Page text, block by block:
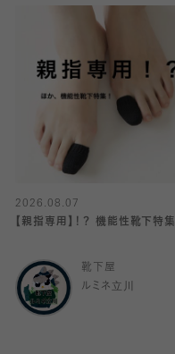
2026.08.07
【親指専用】！？ 機能性靴下特集
靴下屋
ルミネ立川